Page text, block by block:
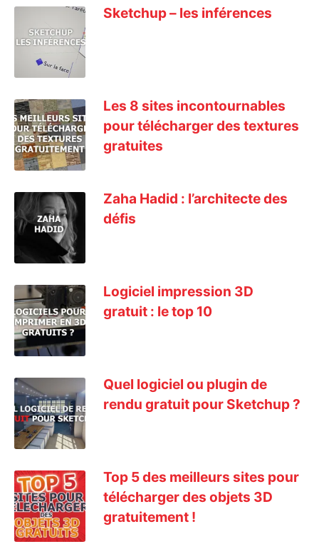
Sketchup – les inférences
Les 8 sites incontournables
pour télécharger des textures
gratuites
Zaha Hadid : l’architecte des
défis
Logiciel impression 3D
gratuit : le top 10
Quel logiciel ou plugin de
rendu gratuit pour Sketchup ?
Top 5 des meilleurs sites pour
télécharger des objets 3D
gratuitement !